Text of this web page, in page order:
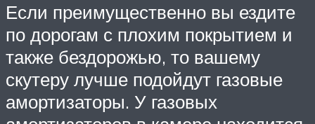
Если преимущественно вы ездите
по дорогам с плохим покрытием и
также бездорожью, то вашему
скутеру лучше подойдут газовые
амортизаторы. У газовых